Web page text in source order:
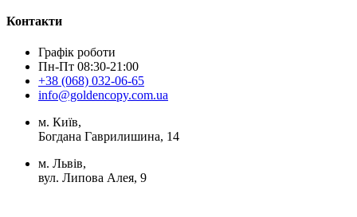
Контакти
Графік роботи
Пн-Пт 08:30-21:00
+38 (068) 032-06-65
info@goldencopy.com.ua
м. Київ,
Богдана Гаврилишина, 14
м. Львів,
вул. Липова Алея, 9